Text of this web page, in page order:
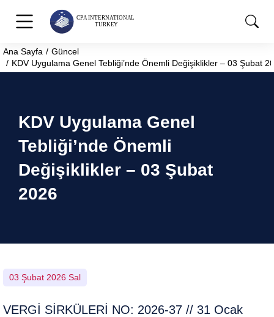
You are here:
Ana Sayfa
Güncel
KDV Uygulama Genel Tebliği’nde Önemli Değişiklikler – 03 Şubat
KDV Uygulama Genel
Tebliği’nde Önemli
Değişiklikler – 03 Şubat
2026
03 Şubat 2026 Sal
VERGİ SİRKÜLERİ NO: 2026-37 // 31 Ocak